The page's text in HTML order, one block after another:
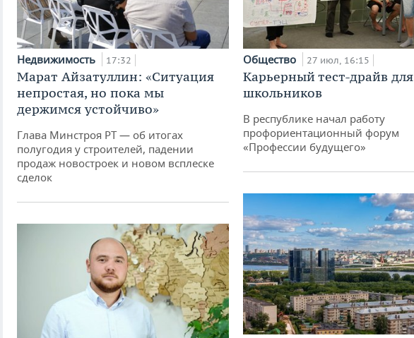
Недвижимость 17:32
Марат Айзатуллин: «Ситуация
непростая, но пока мы
держимся устойчиво»
Глава Минстроя РТ — об итогах
полугодия у строителей, падении
продаж новостроек и новом всплеске
сделок
Общество 27 июл, 16:15
Карьерный тест-драйв для
школьников
В республике начал работу
профориентационный форум
«Профессии будущего»